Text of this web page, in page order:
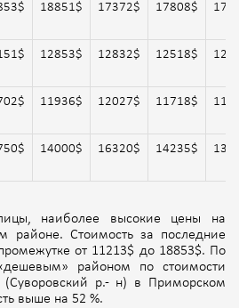
18851$ 17372$ 17808$
12853$ 12832$ 12518$
11936$ 12027$ 11718$
14000$ 16320$ 14235$
наиболее высокие цены на
районе. Стоимость за последние
от 11213$ до 18853$. По
районом по стоимости
(Суворовский р.- н) в Приморском
выше на 52 %.